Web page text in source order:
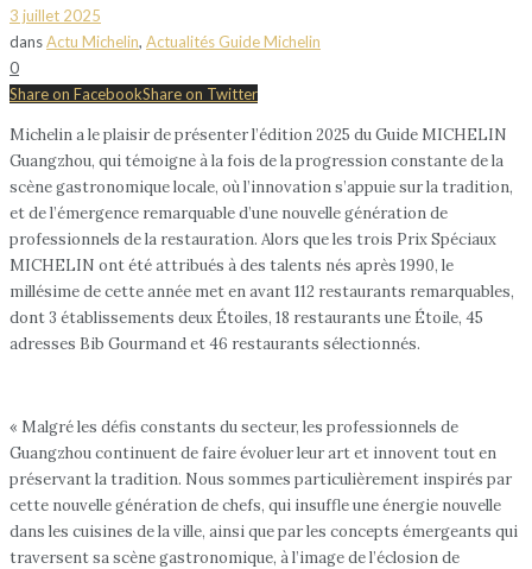
3 juillet 2025
dansActu Michelin, Actualités Guide Michelin
0
Share on FacebookShare on Twitter
Michelin a le plaisir de présenter l’édition 2025 du Guide MICHELIN
Guangzhou, qui témoigne à la fois de la progression constante de la
scène gastronomique locale, où l’innovation s’appuie sur la tradition,
et de l’émergence remarquable d’une nouvelle génération de
professionnels de la restauration. Alors que les trois Prix Spéciaux
MICHELIN ont été attribués à des talents nés après 1990, le
millésime de cette année met en avant 112 restaurants remarquables,
dont 3 établissements deux Étoiles, 18 restaurants une Étoile, 45
adresses Bib Gourmand et 46 restaurants sélectionnés.
« Malgré les défis constants du secteur, les professionnels de
Guangzhou continuent de faire évoluer leur art et innovent tout en
préservant la tradition. Nous sommes particulièrement inspirés par
cette nouvelle génération de chefs, qui insuffle une énergie nouvelle
dans les cuisines de la ville, ainsi que par les concepts émergeants qui
traversent sa scène gastronomique, à l’image de l’éclosion de